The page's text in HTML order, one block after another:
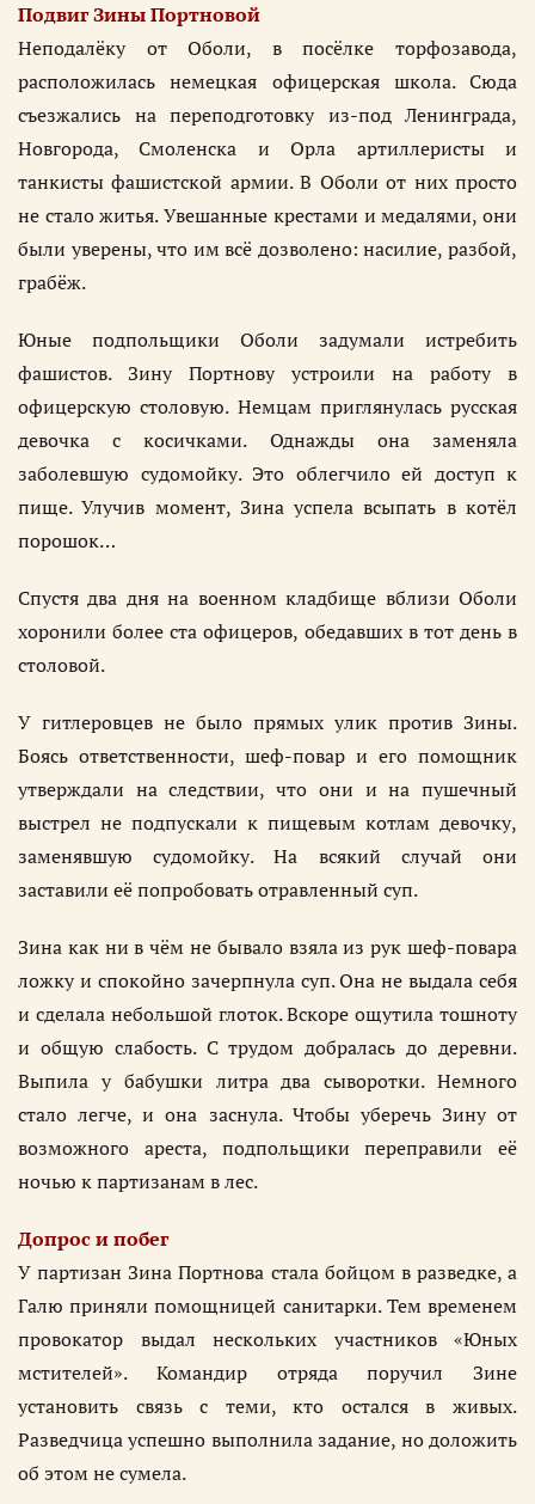
Подвиг Зины Портновой
Неподалёку от Оболи, в посёлке торфозавода,
расположилась немецкая офицерская школа. Сюда
съезжались на переподготовку из-под Ленинграда,
Новгорода, Смоленска и Орла артиллеристы и
танкисты фашистской армии. В Оболи от них просто
не стало житья. Увешанные крестами и медалями, они
были уверены, что им всё дозволено: насилие, разбой,
грабёж.
Юные подпольщики Оболи задумали истребить
фашистов. Зину Портнову устроили на работу в
офицерскую столовую. Немцам приглянулась русская
девочка с косичками. Однажды она заменяла
заболевшую судомойку. Это облегчило ей доступ к
пище. Улучив момент, Зина успела всыпать в котёл
порошок…
Спустя два дня на военном кладбище вблизи Оболи
хоронили более ста офицеров, обедавших в тот день в
столовой.
У гитлеровцев не было прямых улик против Зины.
Боясь ответственности, шеф-повар и его помощник
утверждали на следствии, что они и на пушечный
выстрел не подпускали к пищевым котлам девочку,
заменявшую судомойку. На всякий случай они
заставили её попробовать отравленный суп.
Зина как ни в чём не бывало взяла из рук шеф-повара
ложку и спокойно зачерпнула суп. Она не выдала себя
и сделала небольшой глоток. Вскоре ощутила тошноту
и общую слабость. С трудом добралась до деревни.
Выпила у бабушки литра два сыворотки. Немного
стало легче, и она заснула. Чтобы уберечь Зину от
возможного ареста, подпольщики переправили её
ночью к партизанам в лес.
Допрос и побег
У партизан Зина Портнова стала бойцом в разведке, а
Галю приняли помощницей санитарки. Тем временем
провокатор выдал нескольких участников «Юных
мстителей». Командир отряда поручил Зине
установить связь с теми, кто остался в живых.
Разведчица успешно выполнила задание, но доложить
об этом не сумела.